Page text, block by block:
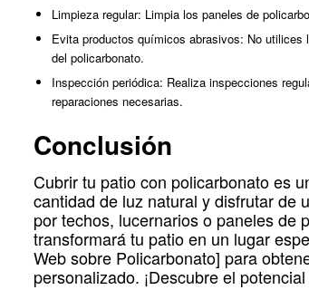
Limpieza regular: Limpia los paneles de
Evita productos químicos abrasivos: No
del policarbonato.
Inspección periódica: Realiza inspecciones
reparaciones necesarias.
Conclusión
Cubrir tu patio con policarbonato es
cantidad de luz natural y disfrutar de
por techos, lucernarios o paneles de
transformará tu patio en un lugar
Web sobre Policarbonato] para
personalizado. ¡Descubre el